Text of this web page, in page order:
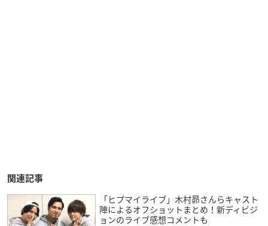
関連記事
「ヒプマイライブ」木村昴さんらキャスト
陣によるオフショットまとめ！新ディビジ
ョンのライブ感想コメントも